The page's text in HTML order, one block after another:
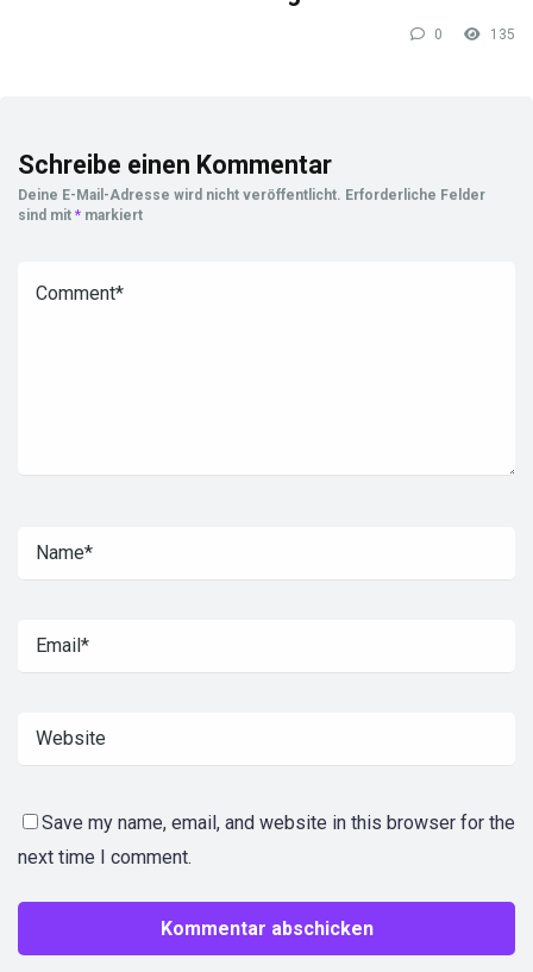
0 135
Schreibe einen Kommentar
Deine E-Mail-Adresse wird nicht veröffentlicht. Erforderliche Felder
sind mit * markiert
Save my name, email, and website in this browser for the
next time I comment.